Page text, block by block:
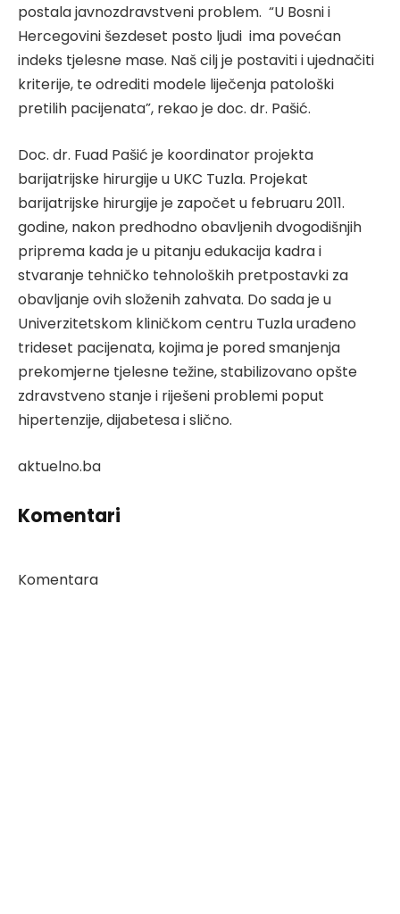
postala javnozdravstveni problem. “U Bosni i
Hercegovini šezdeset posto ljudi ima povećan
indeks tjelesne mase. Naš cilj je postaviti i ujednačiti
kriterije, te odrediti modele liječenja patološki
pretilih pacijenata”, rekao je doc. dr. Pašić.
Doc. dr. Fuad Pašić je koordinator projekta
barijatrijske hirurgije u UKC Tuzla. Projekat
barijatrijske hirurgije je započet u februaru 2011.
godine, nakon predhodno obavljenih dvogodišnjih
priprema kada je u pitanju edukacija kadra i
stvaranje tehničko tehnoloških pretpostavki za
obavljanje ovih složenih zahvata. Do sada je u
Univerzitetskom kliničkom centru Tuzla urađeno
trideset pacijenata, kojima je pored smanjenja
prekomjerne tjelesne težine, stabilizovano opšte
zdravstveno stanje i riješeni problemi poput
hipertenzije, dijabetesa i slično.
aktuelno.ba
Komentari
Komentara